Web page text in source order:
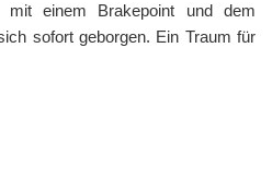
mit einem Brakepoint und dem
sofort geborgen. Ein Traum für